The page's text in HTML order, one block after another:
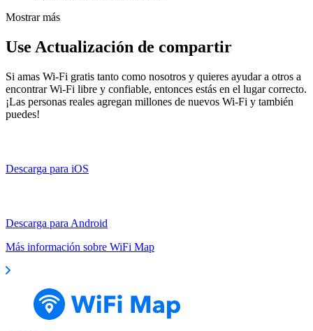
Mostrar más
Use Actualización de compartir
Si amas Wi-Fi gratis tanto como nosotros y quieres ayudar a otros a
encontrar Wi-Fi libre y confiable, entonces estás en el lugar correcto.
¡Las personas reales agregan millones de nuevos Wi-Fi y también
puedes!
Descarga para iOS
Descarga para Android
Más información sobre WiFi Map